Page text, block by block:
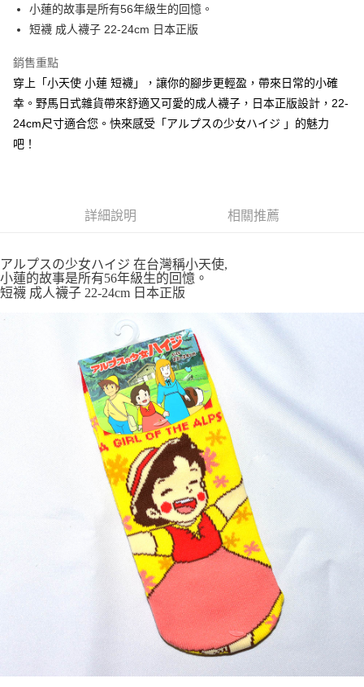
上海商業儲蓄銀行
台北富邦商業銀行
國泰世華商業銀行
兆豐國際商業銀行
匯豐（台灣）商業銀行
聯邦商業銀行
遠東國際商業銀行
元大商業銀行
永豐商業銀行
台新國際商業銀行
中國信託商業銀行
LINE Pay
街口支付
悠遊付
Google Pay
付款後全家取貨
每筆NT$65，滿NT$999(含以上)免運費
每筆NT$65，滿NT$999(含以上)免運費
付款後7-11取貨
每筆NT$65，滿NT$999(含以上)免運費
每筆NT$100，滿NT$999(含以上)免運費
小蓮的故事是所有56年級生的回憶。
短襪 成人襪子 22-24cm 日本正版
銷售重點
穿上「小天使 小蓮 短襪」，讓你的腳步更輕盈，帶來日常的小確
幸。野馬日式雜貨帶來舒適又可愛的成人襪子，日本正版設計，22-
24cm尺寸適合您。快來感受「アルプスの少女ハイジ 」的魅力
吧！
詳細說明 相關推薦
アルプスの少女ハイジ 在台灣稱小天使,
小蓮的故事是所有56年級生的回憶。
短襪 成人襪子 22-24cm 日本正版